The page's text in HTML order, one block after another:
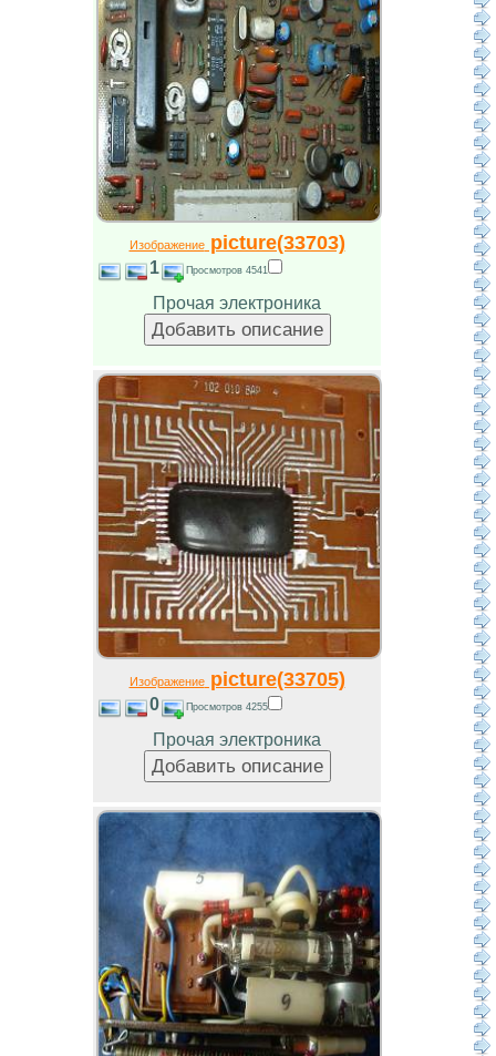
Изображениеpicture(33703)
1 Просмотров 4541
Прочая электроника
Изображениеpicture(33705)
0 Просмотров 4255
Прочая электроника